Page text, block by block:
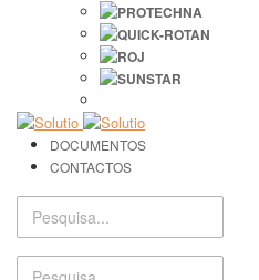
DOCUMENTOS
CONTACTOS